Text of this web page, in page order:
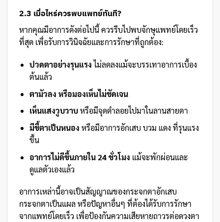
2.3 เมื่อไหร่ควรพบแพทย์ทันที?
หากคุณมีอาการดังต่อไปนี้ ควรรีบไปพบจักษุแพทย์โดยเร็ว
ที่สุด เพื่อรับการวินิจฉัยและการรักษาที่ถูกต้อง:
ปวดตาอย่างรุนแรงไม่ลดลงแม้จะบรรเทาอาการเบื้อง
ต้นแล้ว
ตามัวลง หรือมองเห็นไม่ชัดเจน
เห็นแสงวูบวาบหรือมีจุดดำลอยไปมาในลานสายตา
มีขี้ตาเป็นหนอง หรือมีอาการอักเสบ บวม แดง ที่รุนแรง
ขึ้น
อาการไม่ดีขึ้นภายใน 24 ชั่วโมง แม้จะพักผ่อนและ
ดูแลตัวเองแล้ว
อาการเหล่านี้อาจเป็นสัญญาณของกระจกตาอักเสบ
กระจกตาเป็นแผล หรือปัญหาอื่นๆ ที่ต้องได้รับการรักษา
จากแพทย์โดยเร็ว เพื่อป้องกันความเสียหายถาวรต่อดวงตา